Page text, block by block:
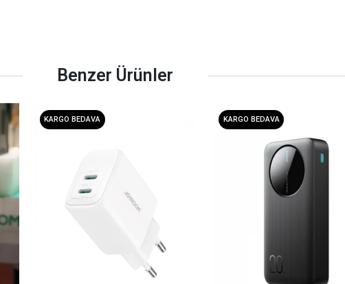
Benzer Ürünler
KARGO BEDAVA KARGO BEDAVA